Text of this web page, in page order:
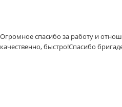
Огромное спасибо за работу и
качественно, быстро!Спасибо